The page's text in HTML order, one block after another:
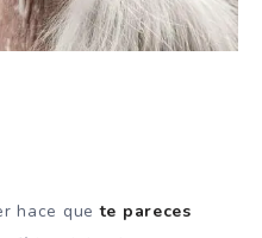
hace quete pareces